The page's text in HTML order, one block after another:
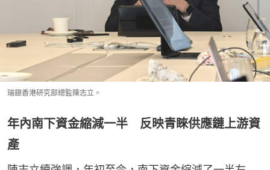
瑞銀香港研究部總監陳志立。
年內南下資金縮減一半 反映青睞供應鏈上游資
產